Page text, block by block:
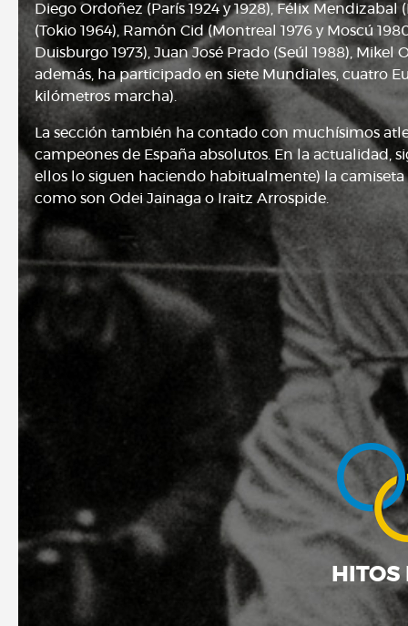
Diego Ordoñez (París 1924 y 1928), Félix Mendizabal
(Tokio 1964), Ramón Cid (Montreal 1976 y Moscú
Duisburgo 1973), Juan José Prado (Seúl 1988),
además, ha participado en siete Mundiales, cuatro
kilómetros marcha).
La sección también ha contado con muchísimos
campeones de España absolutos. En la actualidad,
ellos lo siguen haciendo habitualmente) la
como son Odei Jainaga o Iraitz Arrospide.